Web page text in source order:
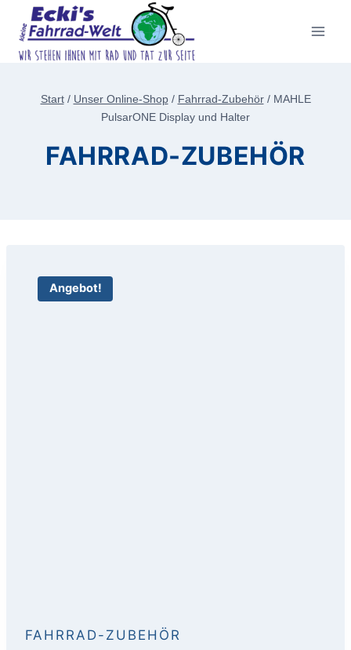
Inhalt
springen
Start / Unser Online-Shop / Fahrrad-Zubehör / MAHLE
PulsarONE Display und Halter
FAHRRAD-ZUBEHÖR
Angebot!
FAHRRAD-ZUBEHÖR